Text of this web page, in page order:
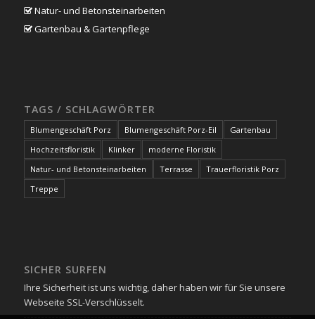
Natur- und Betonsteinarbeiten
Gartenbau & Gartenpflege
TAGS / SCHLAGWÖRTER
Blumengeschäft Porz Blumengeschäft Porz-Eil
Gartenbau
Hochzeitsfloristik
Klinker
moderne Floristik
Natur- und Betonsteinarbeiten
Terrasse
Trauerfloristik Porz
Treppe
SICHER SURFEN
Ihre Sicherheit ist uns wichtig, daher haben wir für Sie unsere
Webseite SSL-Verschlüsselt.